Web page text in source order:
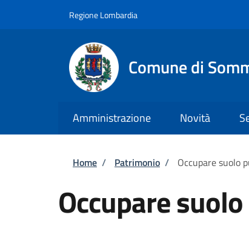
Regione Lombardia
Comune di
Amministrazione Novità
Briciole di pane
Home / Patrimonio / Occupare suolo
Occupare